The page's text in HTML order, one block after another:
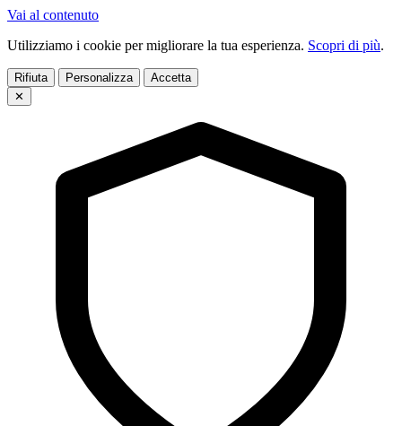
Vai al contenuto
Utilizziamo i cookie per migliorare la tua esperienza. Scopri di più.
Rifiuta Personalizza
Accetta
✕